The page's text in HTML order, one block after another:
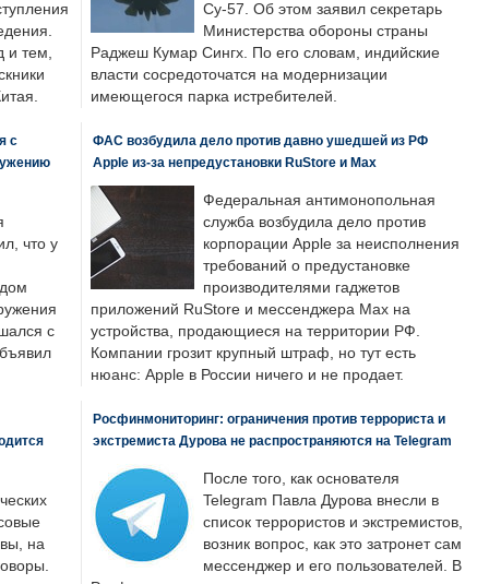
и тем,
Су-57. Об этом заявил секретарь
Министерства обороны страны
Раджеш Кумар Сингх. По его словам, индийские
власти сосредоточатся на модернизации
имеющегося парка истребителей.
с
что у
с
ФАС возбудила дело против давно ушедшей из РФ
Apple из-за непредустановки RuStore и Max
Федеральная антимонопольная
служба возбудила дело против
корпорации Apple за неисполнения
требований о предустановке
производителями гаджетов
приложений RuStore и мессенджера Max на
устройства, продающиеся на территории РФ.
Компании грозит крупный штраф, но тут есть
нюанс: Apple в России ничего и не продает.
на
Росфинмониторинг: ограничения против террориста и
экстремиста Дурова не распространяются на Telegram
После того, как основателя
Telegram Павла Дурова внесли в
список террористов и экстремистов,
возник вопрос, как это затронет сам
мессенджер и его пользователей. В